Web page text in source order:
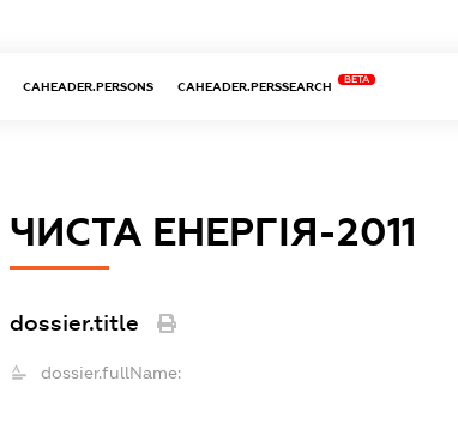
CAHEADER.PERSONS CAHEADER.PERSSEARCH
BETA
ЧИСТА ЕНЕРГІЯ-2011
dossier.title
dossier.fullName: